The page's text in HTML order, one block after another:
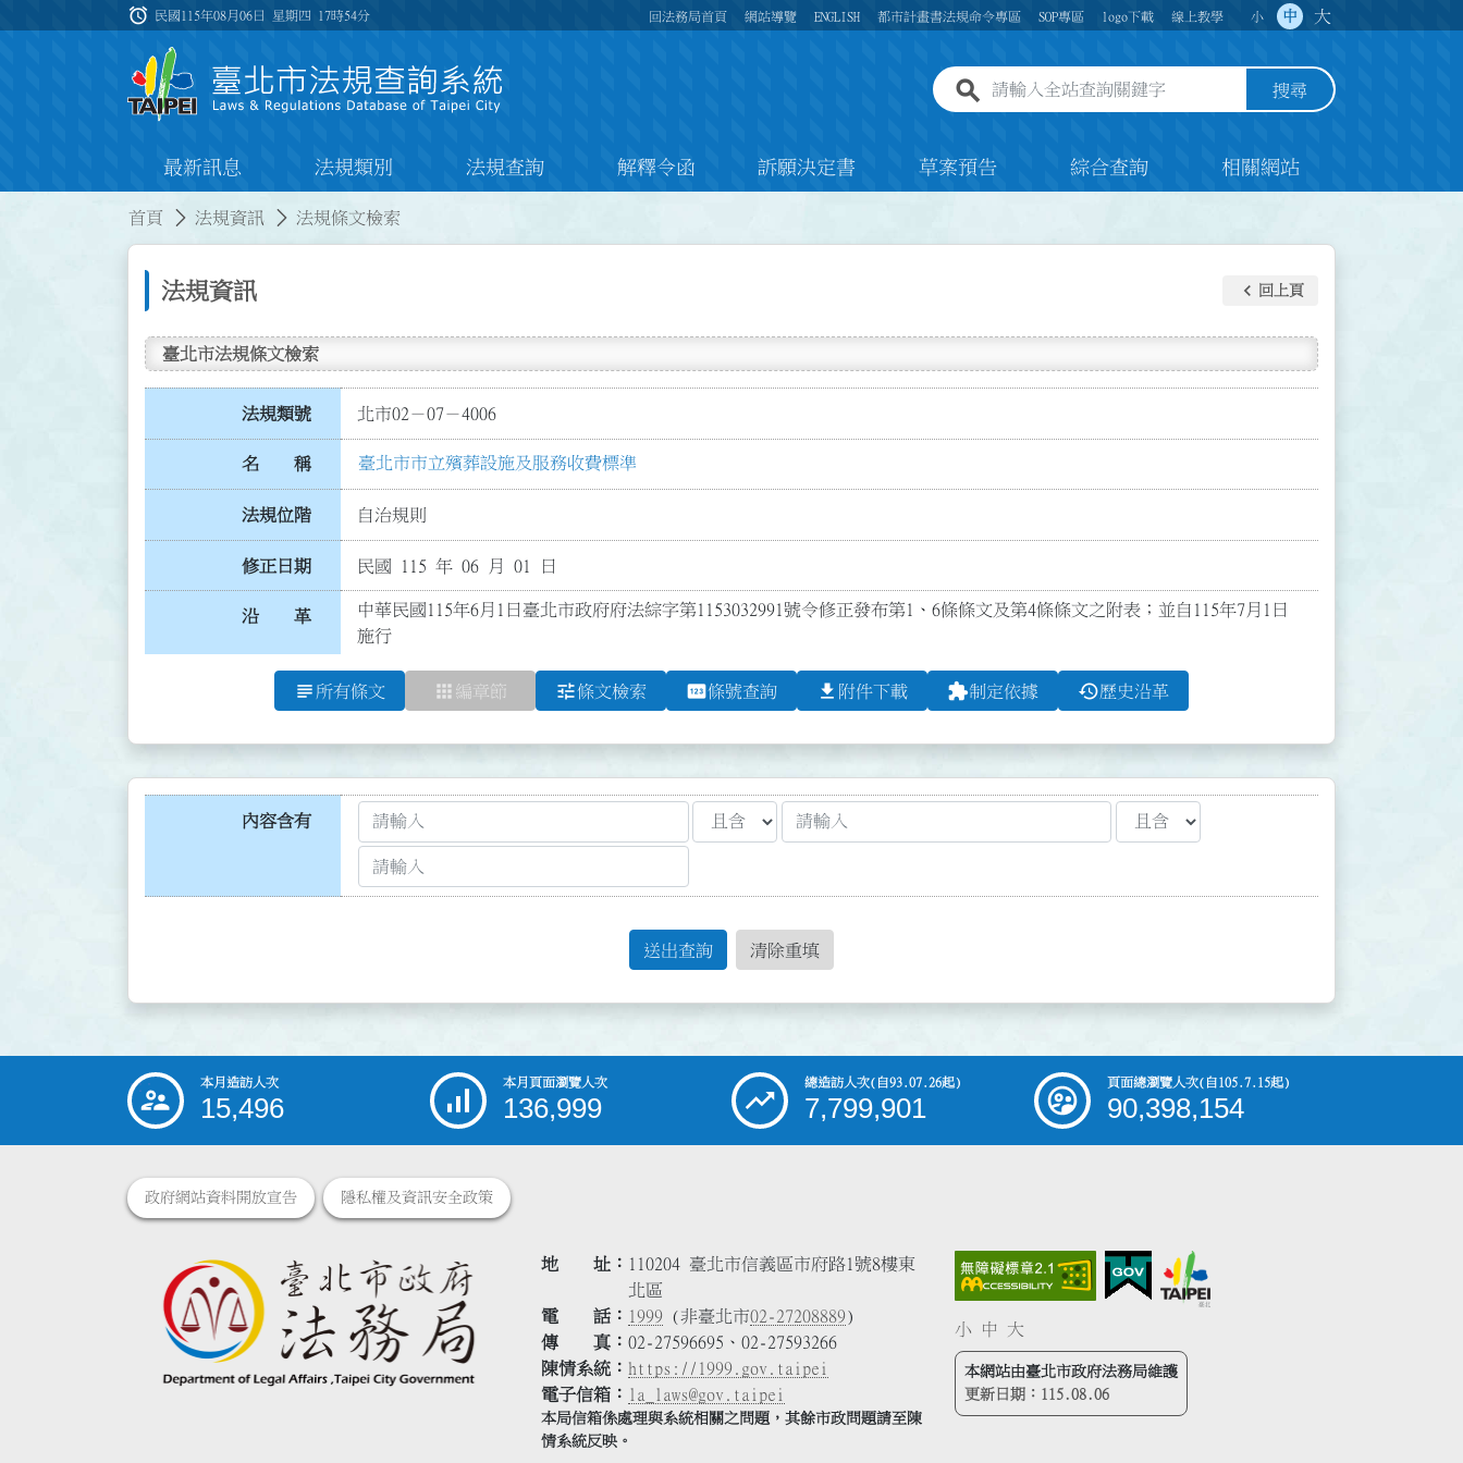
:::
alarm 民國115年08月06日 星期四 17時54分 回法務局首頁 網站導覽 ENGLISH 都市計畫書法規命令專區 SOP專區 logo下載 線上教學 小 中 大
全站查詢關鍵字欄位 搜尋
最新訊息 法規類別 法規查詢 解釋令函 訴願決定書 草案預告 綜合查詢 相關網站
首頁 法規資訊 法規條文檢索
法規資訊 keyboard_arrow_left 回上頁
臺北市法規條文檢索
法規類號 北市02－07－4006
名 稱 臺北市市立殯葬設施及服務收費標準
法規位階 自治規則
修正日期 民國 115 年 06 月 01 日
沿 革
中華民國115年6月1日臺北市政府府法綜字第1153032991號令修正發布第1、6條條文及第4條條文之附表；並自115年7月1日
施行
subject 所有條文 apps 編章節 tune條文檢索 pin條號查詢 file_download 附件下載 extension制定依據 history歷史沿革
內容含有
送出查詢 清除重填
::: 本月造訪人次
15,496
本月頁面瀏覽人次
136,999
總造訪人次(自93.07.26起)
7,799,901
頁面總瀏覽人次(自105.7.15起)
90,398,154
政府網站資料開放宣告 隱私權及資訊安全政策
地 址
110204 臺北市信義區市府路1號8樓東
北區
電 話
1999 (非臺北市02-27208889)
傳 真
02-27596695、02-27593266
陳情系統
https://1999.gov.taipei
電子信箱
la_laws@gov.taipei
本局信箱係處理與系統相關之問題，其餘市政問題請至陳
情系統反映。
小 中 大
本網站由臺北市政府法務局維護
更新日期： 115.08.06